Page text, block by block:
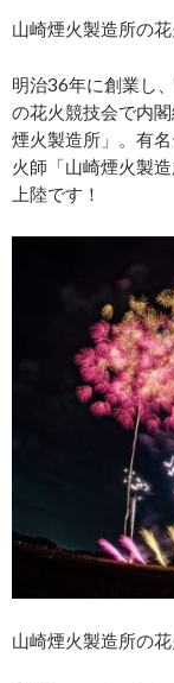
山崎煙火製造所の花
明治36年に創業し
の花火競技会で内
煙火製造所」。有
火師「山崎煙火製
上陸です！
山崎煙火製造所の花